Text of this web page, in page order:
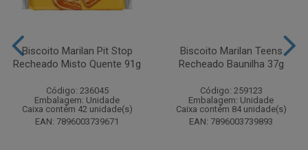
Biscoito Marilan Pit Stop
Recheado Misto Quente 91g
Código: 236045
Embalagem: Unidade
Caixa contém 42 unidade(s)
EAN: 7896003739671
Biscoito Marilan Teens
Recheado Baunilha 37g
Código: 259123
Embalagem: Unidade
Caixa contém 84 unidade(s)
EAN: 7896003739893